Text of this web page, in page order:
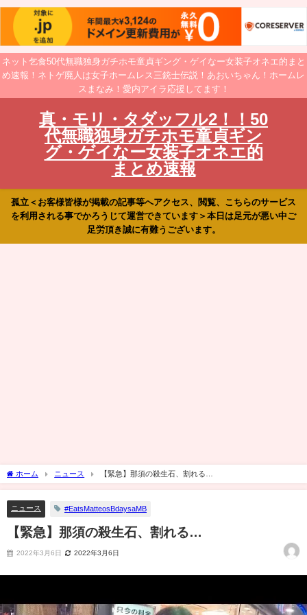
ネット乞食50代無職独身ガチホモ童貞ギング・ゲイなー女装子オネエ的まと
め速報！ネトゲ廃人は女子ホームレス三銃士伝説！あおいちゃん！ホームレ
スまなみ！愛内アイラ応援してます！
真・モリ・タダッフル2！！50
代無職独身ガチホモ童貞ギン
グ・ゲイなー女装子オネエ的
まとめ速報
孤立＜お客様皆様が掲載の記事等へアクセス、閲覧、こちらのサービス
を利用される事でかろうじて運営できています＞本日は足元が悪い中ご
足労頂き誠に有難うございます。
ホーム ニュース 【緊急】那須の殺生石、割れる…
ニュース #EatsMatteosBdaysaMB
【緊急】那須の殺生石、割れる…
2022年3月6日 2022年3月6日